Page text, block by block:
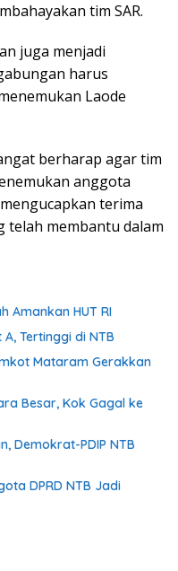
tim SAR.
juga menjadi
harus
Laode
berharap agar tim
anggota
terima
telah membantu dalam
Amankan HUT RI
Tertinggi di NTB
Mataram Gerakkan
Besar, Kok Gagal ke
Demokrat-PDIP NTB
DPRD NTB Jadi